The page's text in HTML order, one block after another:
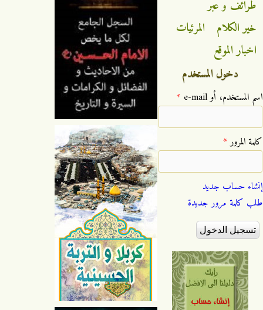
طرائف و عبر
خير الكلام
المرئيات
اخبار الموقع
دخول المستخدم
‏اسم المستخدم، أو e-mail ‏ *
‏كلمة المرور ‏*
إنشاء حساب جديد
طلب كلمة مرور جديدة